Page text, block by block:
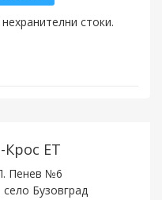
стоки.
Крос ЕТ
Пенев №6
Бузовград